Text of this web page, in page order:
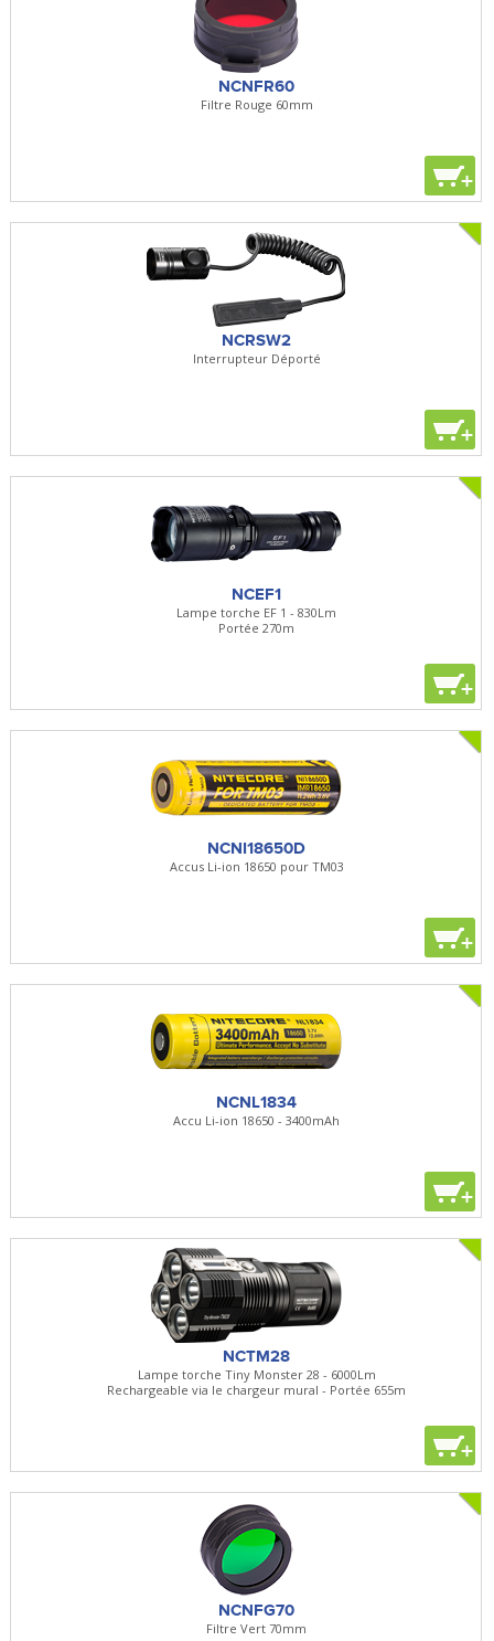
NCNFR60
Filtre Rouge 60mm
+
NCRSW2
Interrupteur Déporté
+
NCEF1
Lampe torche EF 1 - 830Lm
Portée 270m
+
NCNI18650D
Accus Li-ion 18650 pour TM03
+
NCNL1834
Accu Li-ion 18650 - 3400mAh
+
NCTM28
Lampe torche Tiny Monster 28 - 6000Lm
Rechargeable via le chargeur mural - Portée 655m
+
NCNFG70
Filtre Vert 70mm